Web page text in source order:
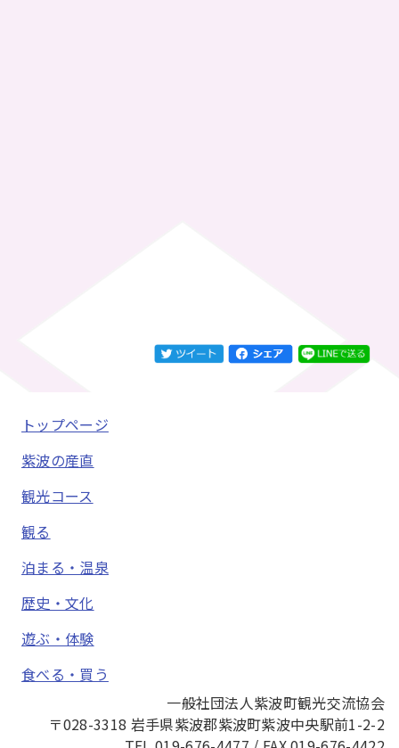
トップページ
紫波の産直
観光コース
観る
泊まる・温泉
歴史・文化
遊ぶ・体験
食べる・買う
一般社団法人紫波町観光交流協会
〒028-3318 岩手県紫波郡紫波町紫波中央駅前1-2-2